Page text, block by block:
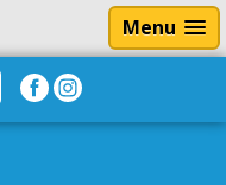
Menu